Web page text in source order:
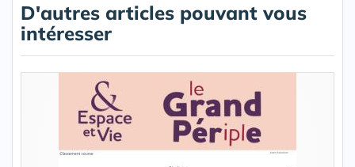
D'autres articles pouvant vous
intéresser